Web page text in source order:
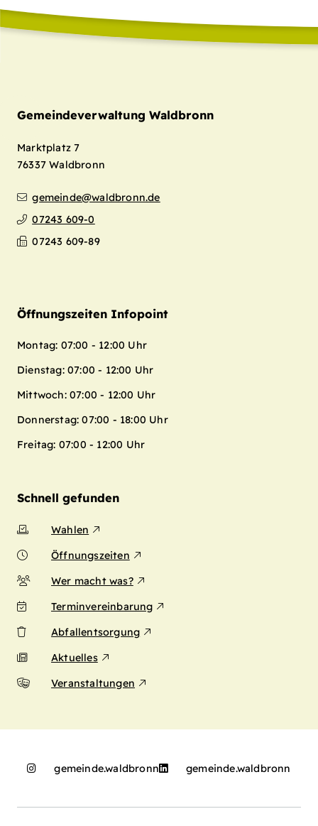
Gemeindeverwaltung Waldbronn
Marktplatz 7
76337 Waldbronn
gemeinde@waldbronn.de
07243 609-0
07243 609-89
Öffnungszeiten Infopoint
Montag: 07:00 - 12:00 Uhr
Dienstag: 07:00 - 12:00 Uhr
Mittwoch: 07:00 - 12:00 Uhr
Donnerstag: 07:00 - 18:00 Uhr
Freitag: 07:00 - 12:00 Uhr
Schnell gefunden
Wahlen
Öffnungszeiten
Wer macht was?
Terminvereinbarung
Abfallentsorgung
Aktuelles
Veranstaltungen
gemeinde.waldbronn gemeinde.waldbronn